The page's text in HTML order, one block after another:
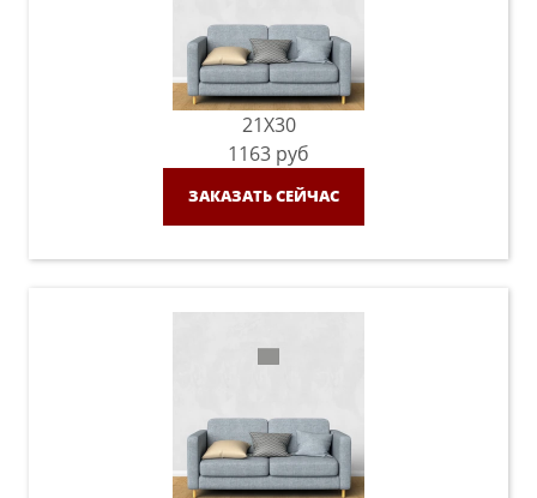
21X30
1163 руб
ЗАКАЗАТЬ СЕЙЧАС